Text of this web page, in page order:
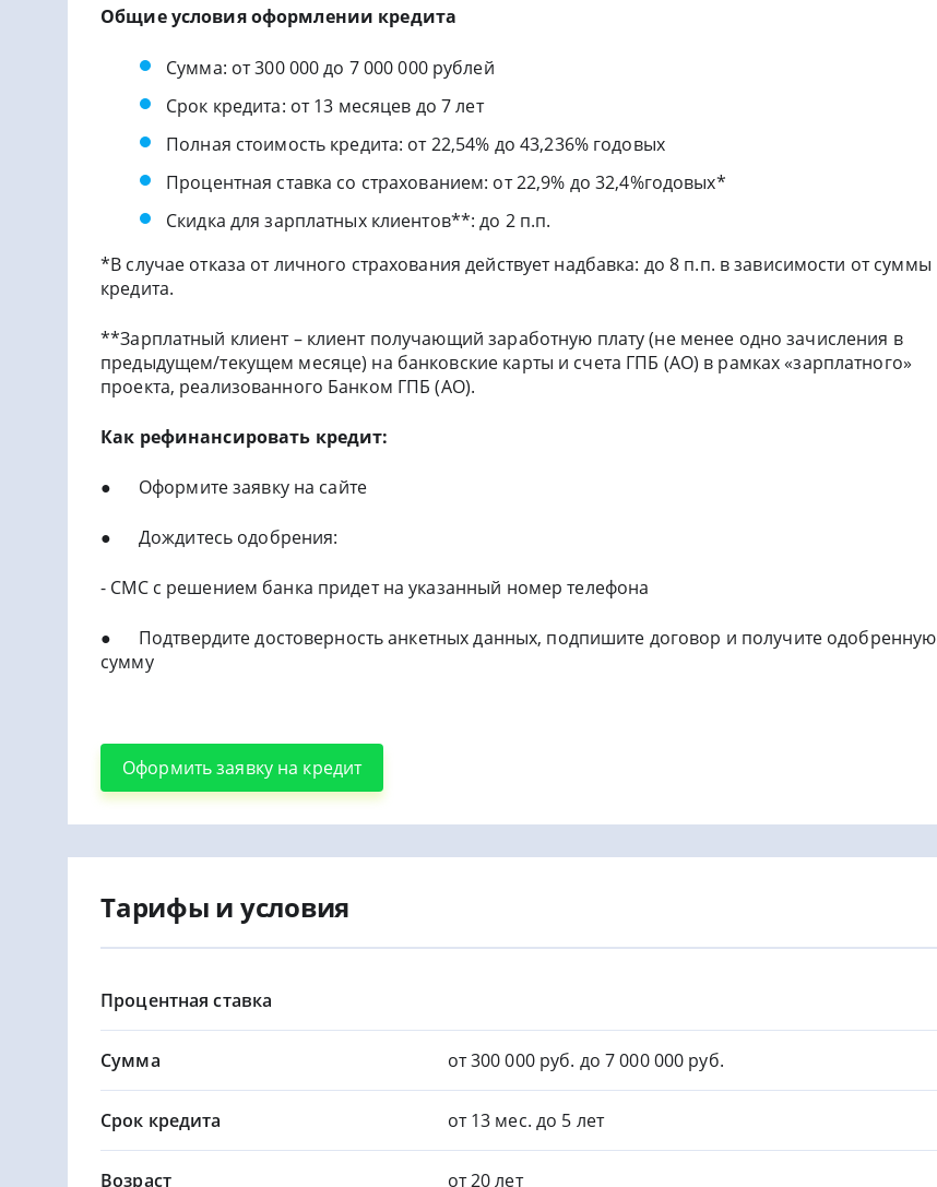
Общие условия оформлении кредита
Сумма: от 300 000 до 7 000 000 рублей
Срок кредита: от 13 месяцев до 7лет
Полная стоимость кредита: от 22,54% до 43,236% годовых
Процентная ставка со страхованием: от 22,9% до 32,4%годовых*
Скидка для зарплатных клиентов**: до 2 п.п.
*В случае отказа от личного страхования действует надбавка: до 8 п.п. в зависимости от суммы
кредита.
**Зарплатный клиент – клиент получающий заработную плату (не менее одно зачисления в
предыдущем/текущем месяце) на банковские карты и счета ГПБ (АО) в рамках «зарплатного»
проекта, реализованного Банком ГПБ (АО).
Как рефинансировать кредит:
● Оформите заявку на сайте
● Дождитесь одобрения:
- СМС с решением банка придет на указанный номер телефона
● Подтвердите достоверность анкетных данных, подпишите договор и получите одобренную
сумму
Оформить заявку на кредит
Тарифы и условия
Процентная ставка
Сумма от 300 000 руб. до 7 000 000 руб.
Срок кредита от 13 мес. до 5 лет
Возраст от 20 лет